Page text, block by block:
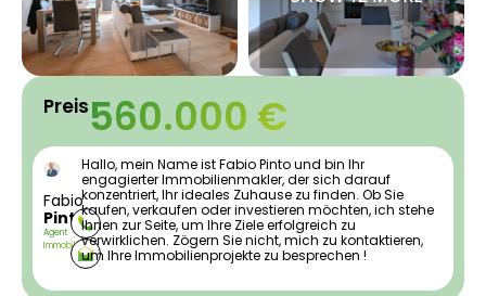
Preis560.000 €
Fabio
Pinto
Agent
Immobilier
Hallo, mein Name ist Fabio Pinto und bin Ihr
engagierter Immobilienmakler, der sich darauf
konzentriert, Ihr ideales Zuhause zu finden. Ob Sie
kaufen, verkaufen oder investieren möchten, ich stehe
Ihnen zur Seite, um Ihre Ziele erfolgreich zu
verwirklichen. Zögern Sie nicht, mich zu kontaktieren,
um Ihre Immobilienprojekte zu besprechen !